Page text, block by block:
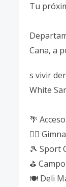
Tu
Cana, a
s vivir
White
🌴
🏋️‍♂️
🎾 Sport
⛳
🍽️ Deli